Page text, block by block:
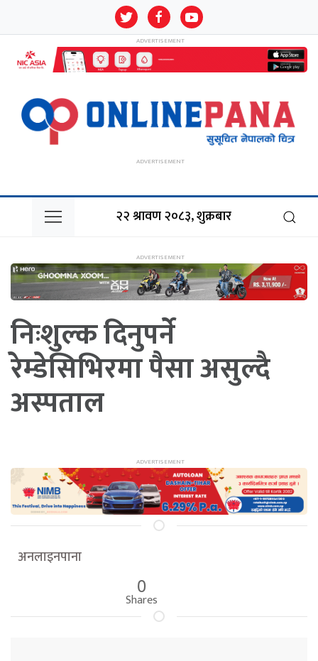
२२ श्रावण २०८३, शुक्रबार
निःशुल्क दिनुपर्ने
रेम्डेसिभिरमा पैसा असुल्दै
अस्पताल
अनलाइनपाना
0
Shares